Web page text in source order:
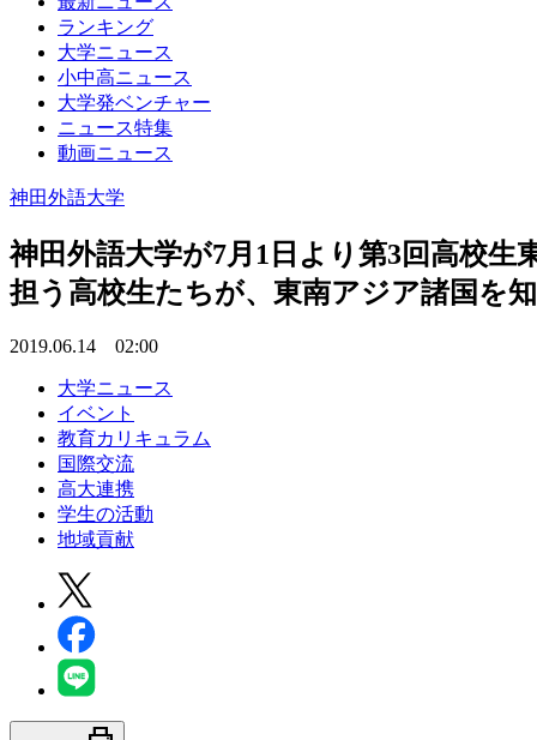
ランキング
大学ニュース
小中高ニュース
大学発ベンチャー
ニュース特集
動画ニュース
神田外語大学
神田外語大学が7月1日より第3回高校
担う高校生たちが、東南アジア諸国を
2019.06.14 02:00
大学ニュース
イベント
教育カリキュラム
国際交流
高大連携
学生の活動
地域貢献